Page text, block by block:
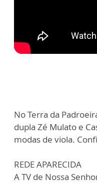
No Terra da
dupla Zé Mulato e
modas de viola.
REDE APARECIDA
A TV de Nossa